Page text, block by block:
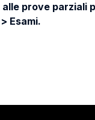
prove parziali
Esami.